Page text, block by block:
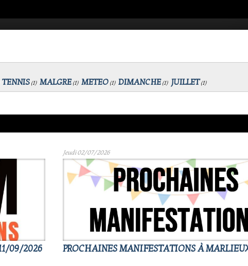
TENNIS (1) MALGRE (1) METEO (1) DIMANCHE (1) JUILLET(1)
09/2026
Jeudi 02/07/2026
PROCHAINES MANIFESTATIONS À